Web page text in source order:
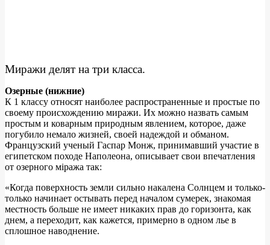
Миражи делят на три класса.
Озерные (нижние)
К 1 классу относят наиболее распространенные и простые по
своему происхождению миражи. Их можно назвать самым
простым и коварным природным явлением, которое, даже
погубило немало жизней, своей надеждой и обманом.
Французский ученый Гаспар Монж, принимавший участие в
египетском походе Наполеона, описывает свои впечатления
от озерного міража так:
«Когда поверхность земли сильно накалена Солнцем и только-
только начинает остывать перед началом сумерек, знакомая
местность больше не имеет никаких прав до горизонта, как
днем, а переходит, как кажется, примерно в одном лье в
сплошное наводнение.